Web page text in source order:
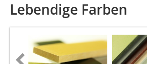
Lebendige Farben